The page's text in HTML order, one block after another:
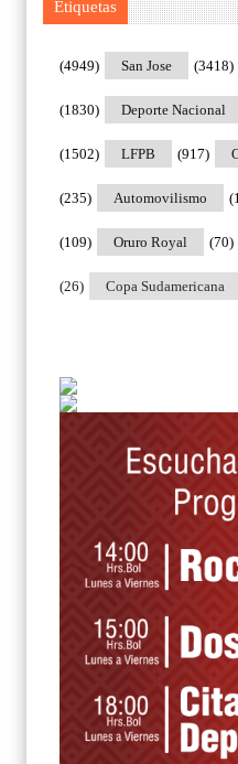
Etiquetas
San Jose
(4949) (3418)
Deporte Nacional
(1830)
LFPB
(1502) (917)
Automovilismo
(235)
Oruro Royal
(109) (70)
Copa Sudamericana
(26)